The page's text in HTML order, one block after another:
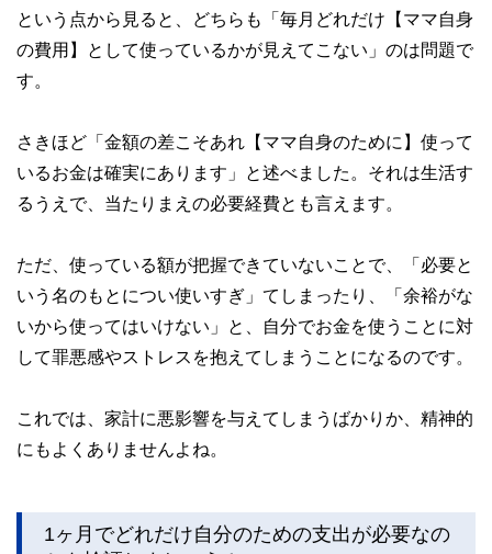
という点から見ると、どちらも「毎月どれだけ【ママ自身
の費用】として使っているかが見えてこない」のは問題で
す。
さきほど「金額の差こそあれ【ママ自身のために】使って
いるお金は確実にあります」と述べました。それは生活す
るうえで、当たりまえの必要経費とも言えます。
ただ、使っている額が把握できていないことで、「必要と
いう名のもとについ使いすぎ」てしまったり、「余裕がな
いから使ってはいけない」と、自分でお金を使うことに対
して罪悪感やストレスを抱えてしまうことになるのです。
これでは、家計に悪影響を与えてしまうばかりか、精神的
にもよくありませんよね。
1ヶ月でどれだけ自分のための支出が必要なの